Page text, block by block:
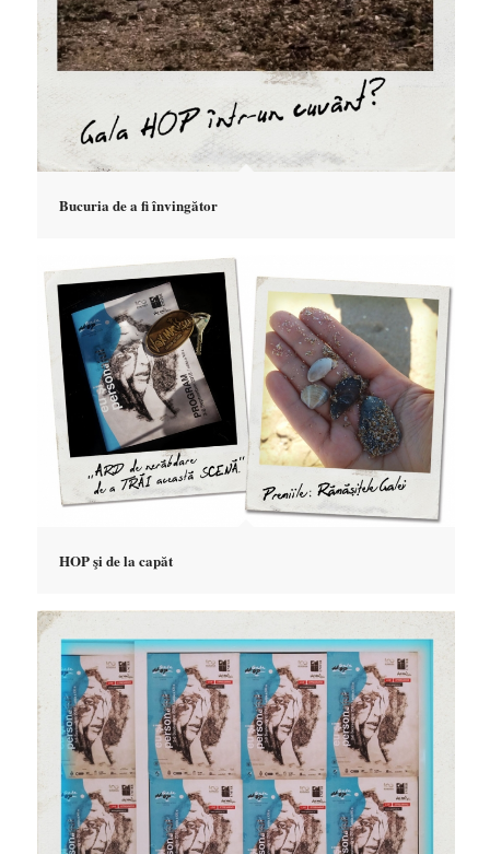
Bucuria de a fi învingător
HOP şi de la capăt